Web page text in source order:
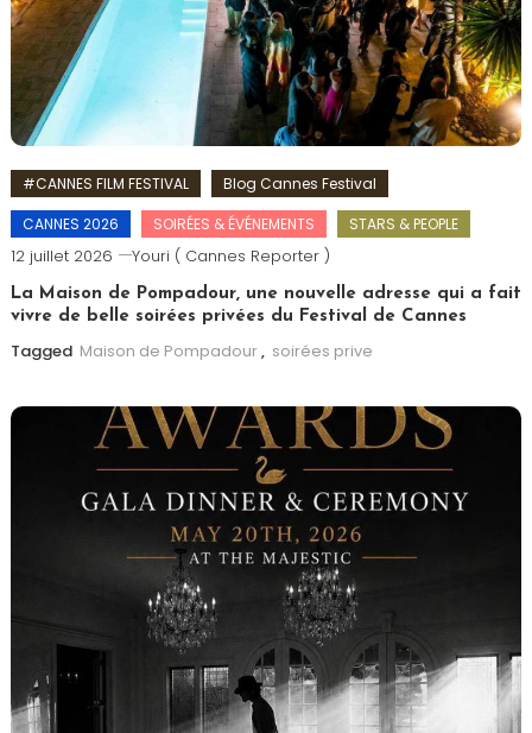
#CANNES FILM FESTIVAL
Blog Cannes Festival
CANNES 2026
SOIRÉES & ÉVÉNEMENTS STARS & PEOPLE
12 juillet 2026 Youri ( Cannes Reporter )
La Maison de Pompadour, une nouvelle adresse qui a fait
vivre de belle soirées privées du Festival de Cannes
Tagged Maison de Pompadour, soirées prive